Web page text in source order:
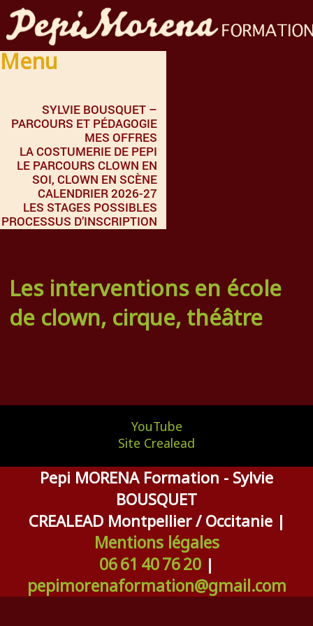
Menu
SYLVIE BOUSQUET –
PARCOURS ET PÉDAGOGIE
MES OFFRES
LA COSTUMERIE DE PEPI
LE PARCOURS CLOWN EN
SOI, CLOWN EN SCÈNE
CALENDRIER 2026-27
LES STAGES POSSIBLES
PROCESSUS D’INSCRIPTION
Les interventions en école
de clown, cirque, théâtre
YouTube
Site Crealead
Pepi MORENA Formation - Sylvie
BOUSQUET
CREALEAD Montpellier / Occitanie |
Mentions légales
06 61 40 76 20 |
pepimorenaformation@gmail.com